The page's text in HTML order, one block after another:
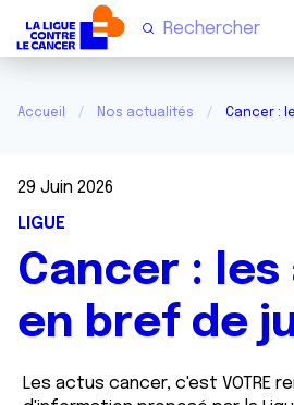
Accueil Nos actualités Cancer :
29 Juin 2026
LIGUE
Cancer :
en bref de
Les actus cancer, c'est VOTRE